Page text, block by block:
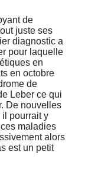
de
juste ses
diagnostic a
pour laquelle
en
en octobre
de
Leber ce qui
De nouvelles
pourrait y
maladies
alors
est un petit